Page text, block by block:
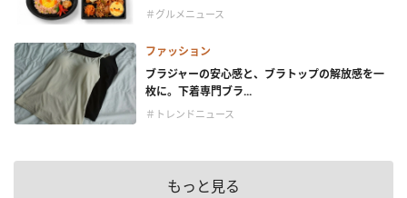
＃グルメニュース
ファッション
ブラジャーの安心感と、ブラトップの解放感を一
枚に。下着専門ブラ...
＃トレンドニュース
もっと見る